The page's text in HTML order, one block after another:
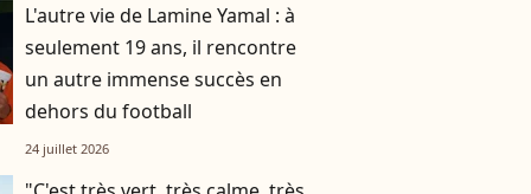
L'autre vie de Lamine Yamal : à
seulement 19 ans, il rencontre
un autre immense succès en
dehors du football
24 juillet 2026